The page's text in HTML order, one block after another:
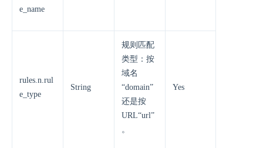
e_name
rules.n.rul
e_type
String
规则匹配
类型：按
域名
“domain”
还是按
URL“url”
。
Yes